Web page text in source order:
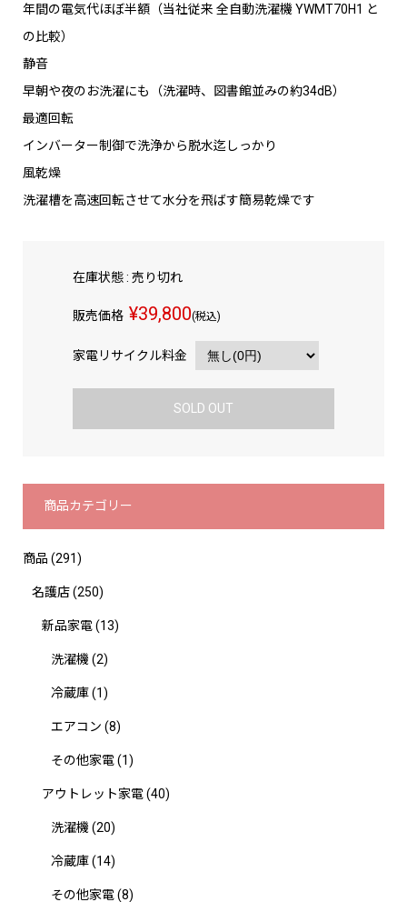
年間の電気代ほぼ半額（当社従来 全自動洗濯機 YWMT70H1 と
の比較）
静音
早朝や夜のお洗濯にも（洗濯時、図書館並みの約34dB）
最適回転
インバーター制御で洗浄から脱水迄しっかり
風乾燥
洗濯槽を高速回転させて水分を飛ばす簡易乾燥です
在庫状態 : 売り切れ
販売価格 ¥39,800(税込)
家電リサイクル料金
SOLD OUT
商品カテゴリー
商品 (291)
名護店(250)
新品家電(13)
洗濯機 (2)
冷蔵庫(1)
エアコン (8)
その他家電(1)
アウトレット家電(40)
洗濯機 (20)
冷蔵庫(14)
その他家電(8)